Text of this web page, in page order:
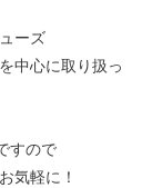
ーズ
中心に取り扱っ
すので
気軽に！